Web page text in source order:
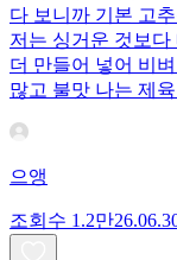
다 보니까 기본 고
저는 싱거운 것보
더 만들어 넣어 비
많고 불맛 나는 제
으앵
조회수 1.2만